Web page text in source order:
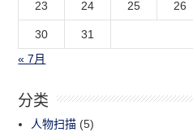
23 24 25 26
30
31
« 7月
分类
人物扫描 (5)